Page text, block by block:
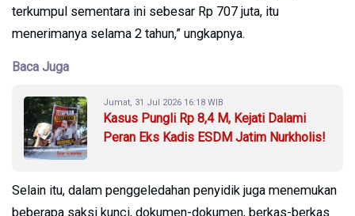
terkumpul sementara ini sebesar Rp 707 juta, itu
menerimanya selama 2 tahun,” ungkapnya.
Baca Juga
Jumat, 31 Jul 2026 16:18 WIB
Kasus Pungli Rp 8,4 M, Kejati Dalami
Peran Eks Kadis ESDM Jatim Nurkholis!
Selain itu, dalam penggeledahan penyidik juga menemukan
beberapa saksi kunci, dokumen-dokumen, berkas-berkas